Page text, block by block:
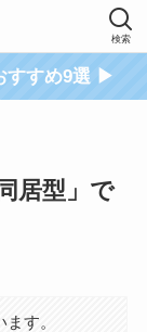
検索
すすめ9選 ▶
居型」で
す。